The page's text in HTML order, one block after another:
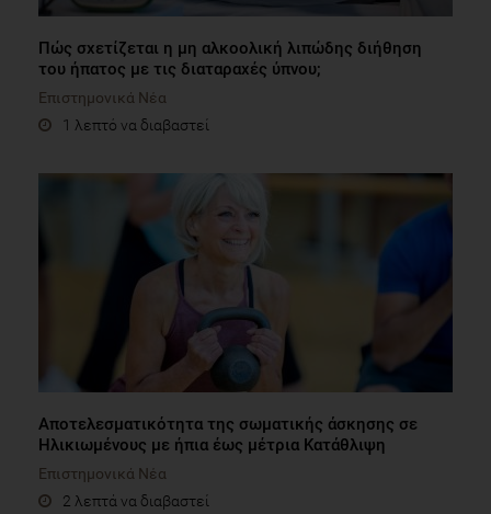
Πώς σχετίζεται η μη αλκοολική λιπώδης διήθηση
του ήπατος με τις διαταραχές ύπνου;
Επιστημονικά Νέα
1 λεπτό να διαβαστεί
Αποτελεσματικότητα της σωματικής άσκησης σε
Ηλικιωμένους με ήπια έως μέτρια Κατάθλιψη
Επιστημονικά Νέα
2 λεπτά να διαβαστεί